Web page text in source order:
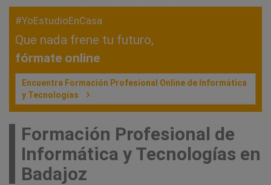
#YoEstudioEnCasa
Que nada frene tu futuro,
fórmate online
Encuentra Formación Profesional Online de Informática
y Tecnologías
Formación Profesional de
Informática y Tecnologías en
Badajoz